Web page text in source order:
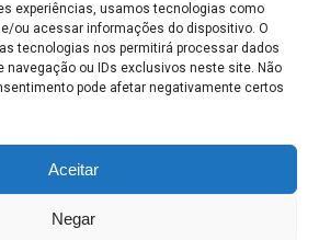
experiências, usamos tecnologias como
ou acessar informações do dispositivo. O
tecnologias nos permitirá processar dados
navegação ou IDs exclusivos neste site. Não
pode afetar negativamente certos
Aceitar
Negar
boletins de divulgação, e não devem ser
de investimento.Leia mais
Bolsa de Valores